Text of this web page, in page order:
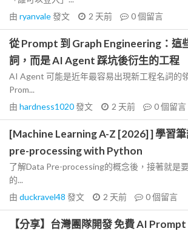
由 ryanvale發文 2 天前 0個留言
從 Prompt 到 Graph Engineering：這
詞，而是 AI Agent 踩坑後衍生的工程
AI Agent 可能是近年最容易出現新工程名詞的
Prom...
由 hardness1020發文 2 天前 0個留言
[Machine Learning A-Z [2026] ] 學習
pre-processing with Python
了解Data Pre-processing的概念後，接著就是
的...
由 duckravel48 發文 2 天前 0個留言
【分享】台灣團隊開發 免費 AI